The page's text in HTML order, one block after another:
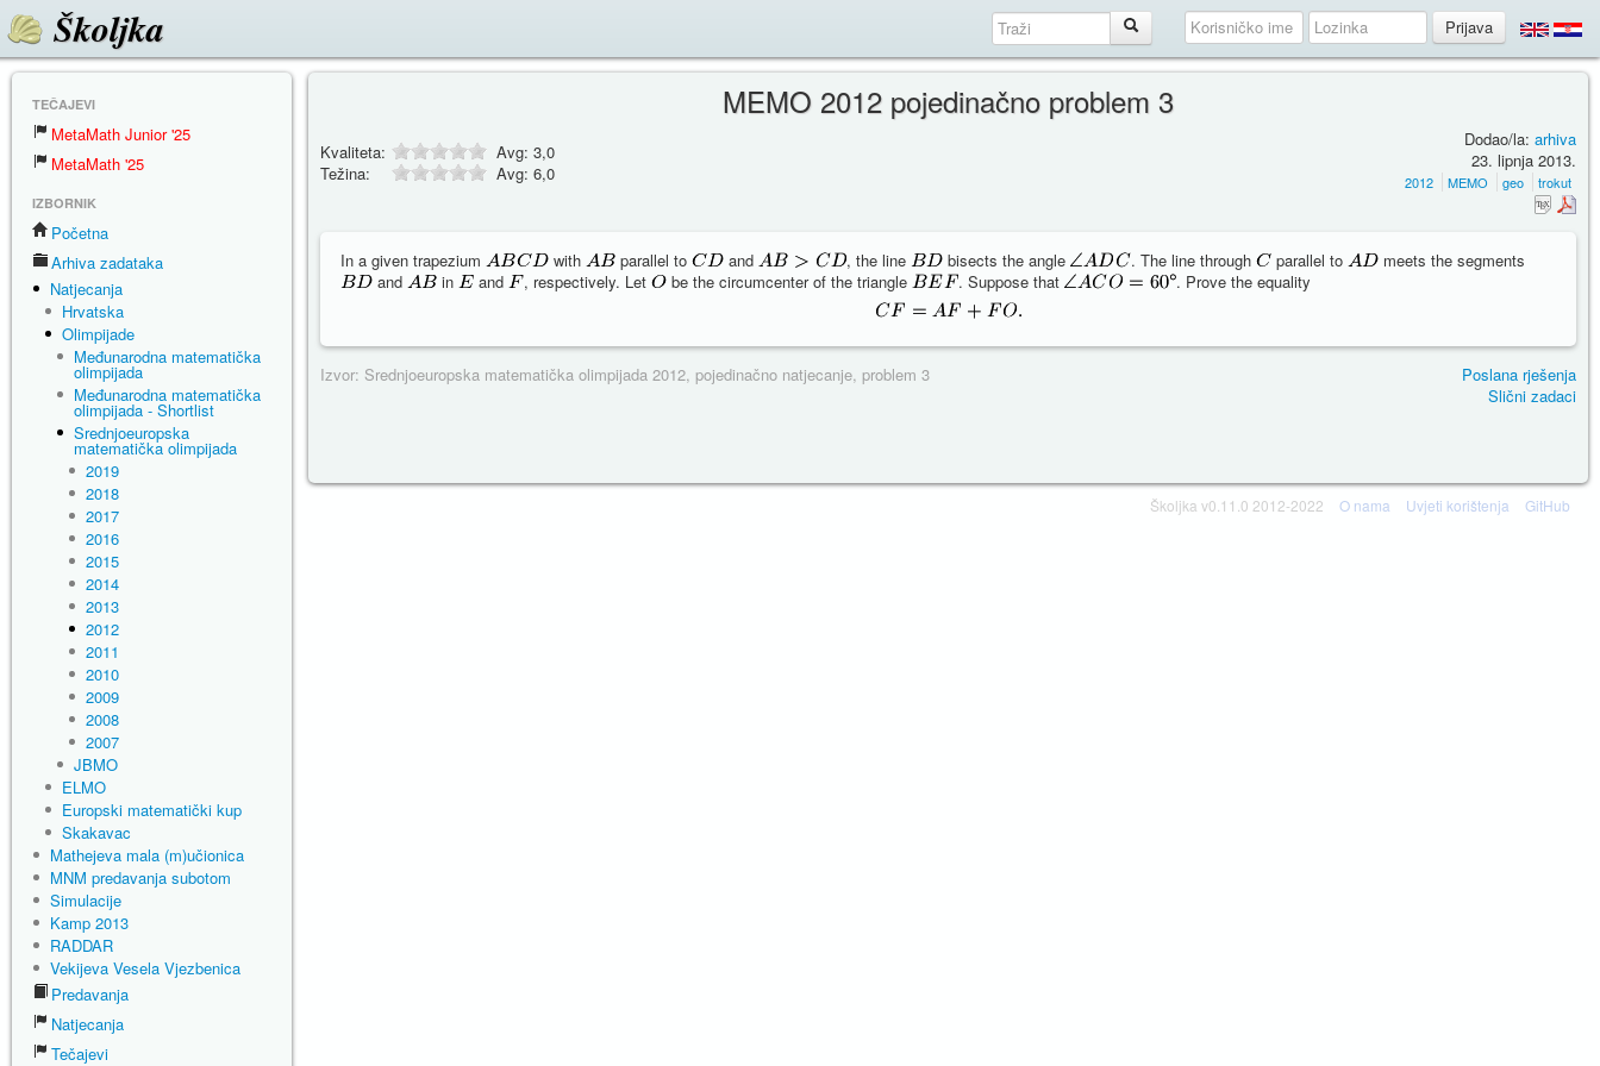
Školjka
TEČAJEVI
MetaMath Junior '25
MetaMath '25
IZBORNIK
Početna
Arhiva zadataka
Natjecanja
Hrvatska
Olimpijade
Međunarodna matematička
olimpijada
Međunarodna matematička
olimpijada - Shortlist
Srednjoeuropska
matematička olimpijada
2019
2018
2017
2016
2015
2014
2013
2012
2011
2010
2009
2008
2007
JBMO
ELMO
Europski matematički kup
Skakavac
Mathejeva mala (m)učionica
MNM predavanja subotom
Simulacije
Kamp 2013
RADDAR
Vekijeva Vesela Vjezbenica
Predavanja
Natjecanja
Tečajevi
MEMO 2012 pojedinačno problem 3
Kvaliteta: Avg: 3,0
Težina:
Avg: 6,0
Dodao/la: arhiva
23. lipnja 2013.
2012 MEMO geo trokut
In a given trapezium with parallel to and , the line bisects the angle . The line through parallel to
meets the segments
and
in and , respectively. Let be the circumcenter of the triangle . Suppose that . Prove the equality
Izvor: Srednjoeuropska matematička olimpijada 2012, pojedinačno natjecanje, problem 3
Poslana rješenja
Slični zadaci
Školjka v0.11.0 2012-2022 O nama Uvjeti korištenja GitHub